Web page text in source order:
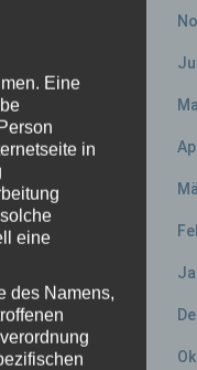
Eine
in
eine
des Namens,